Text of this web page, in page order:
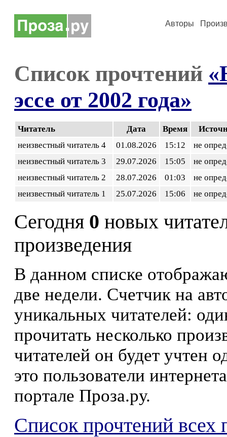
Авторы
Список прочтений
эссе от 2002 года»
Читатель Дата Время
неизвестный читатель 4
01.08.2026 15:12
не
неизвестный читатель 3
29.07.2026 15:05
не
неизвестный читатель 2
28.07.2026 01:03
не
неизвестный читатель 1
25.07.2026 15:06 не
Сегодня 0 новых
произведения
В данном списке
две недели. Счетчик на
уникальных читателей:
прочитать несколько
читателей он будет учтен
это пользователи
портале Проза.ру.
Список прочтений всех